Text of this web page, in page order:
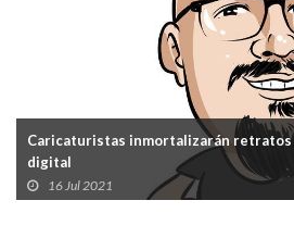
Caricaturistas inmortalizarán
digital
16 Jul 2021